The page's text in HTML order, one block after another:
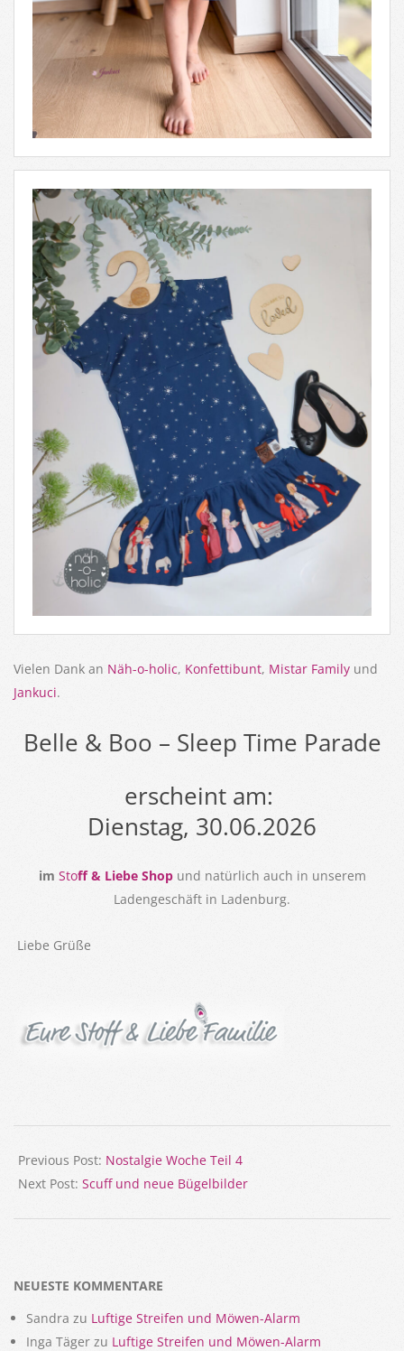
Vielen Dank an Näh-o-holic, Konfettibunt, Mistar Family und
Jankuci.
Belle & Boo – Sleep Time Parade
erscheint am:
Dienstag, 30.06.2026
im Stoff & Liebe Shopund natürlich auch in unserem
Ladengeschäft in Ladenburg.
Liebe Grüße
06-
30
Previous Post: Nostalgie Woche Teil 4
Next Post: Scuff und neue Bügelbilder
NEUESTE KOMMENTARE
Sandra zu Luftige Streifen und Möwen-Alarm
Inga Täger zu Luftige Streifen und Möwen-Alarm